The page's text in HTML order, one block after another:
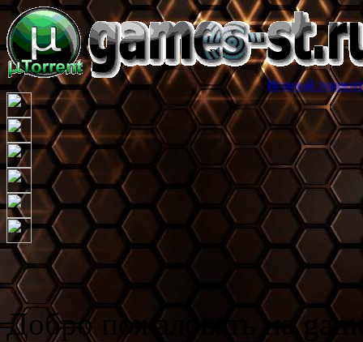
Игровой торрент трекер
Добро пожаловать на